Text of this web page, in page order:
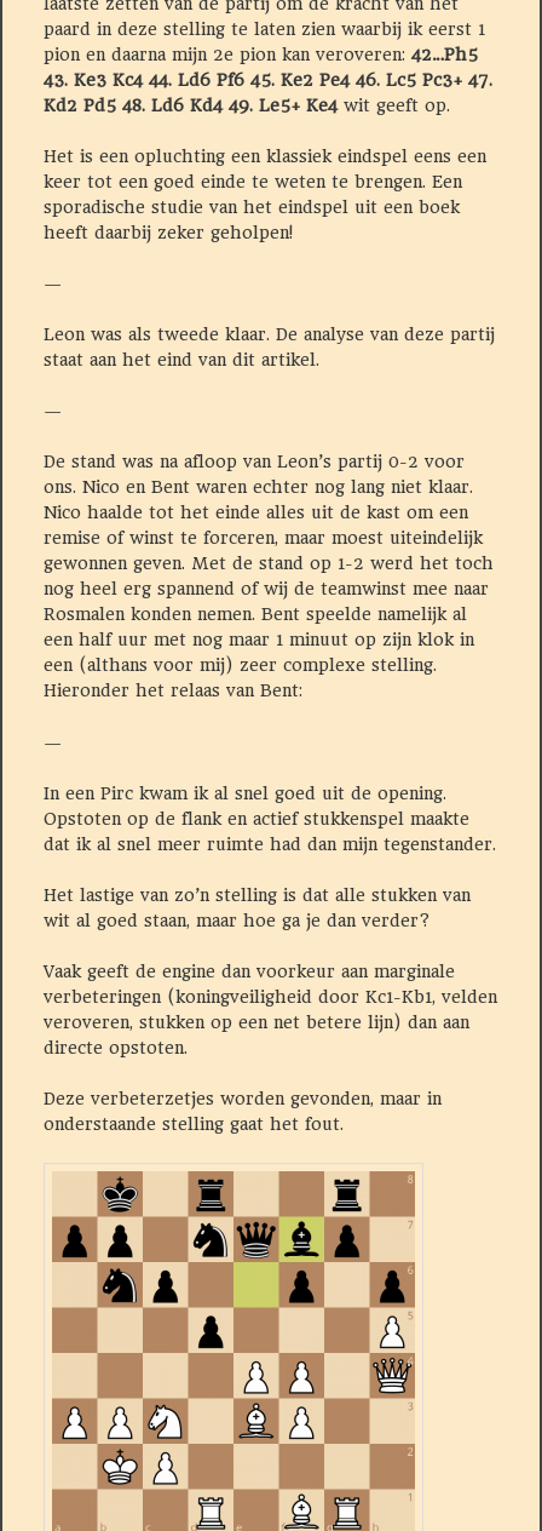
paard in deze stelling te laten zien waarbij ik eerst 1
pion en daarna mijn 2e pion kan veroveren: 42…Ph5
43. Ke3 Kc4 44. Ld6 Pf6 45. Ke2 Pe4 46. Lc5 Pc3+ 47.
Kd2 Pd5 48. Ld6 Kd4 49. Le5+ Ke4wit geeft op.
Het is een opluchting een klassiek eindspel eens een
keer tot een goed einde te weten te brengen. Een
sporadische studie van het eindspel uit een boek
heeft daarbij zeker geholpen!
—
Leon was als tweede klaar. De analyse van deze partij
staat aan het eind van dit artikel.
—
De stand was na afloop van Leon’s partij 0-2 voor
ons. Nico en Bent waren echter nog lang niet klaar.
Nico haalde tot het einde alles uit de kast om een
remise of winst te forceren, maar moest uiteindelijk
gewonnen geven. Met de stand op 1-2 werd het toch
nog heel erg spannend of wij de teamwinst mee naar
Rosmalen konden nemen. Bent speelde namelijk al
een half uur met nog maar 1 minuut op zijn klok in
een (althans voor mij) zeer complexe stelling.
Hieronder het relaas van Bent:
—
In een Pirc kwam ik al snel goed uit de opening.
Opstoten op de flank en actief stukkenspel maakte
dat ik al snel meer ruimte had dan mijn tegenstander.
Het lastige van zo’n stelling is dat alle stukken van
wit al goed staan, maar hoe ga je dan verder?
Vaak geeft de engine dan voorkeur aan marginale
verbeteringen (koningveiligheid door Kc1-Kb1, velden
veroveren, stukken op een net betere lijn) dan aan
directe opstoten.
Deze verbeterzetjes worden gevonden, maar in
onderstaande stelling gaat het fout.